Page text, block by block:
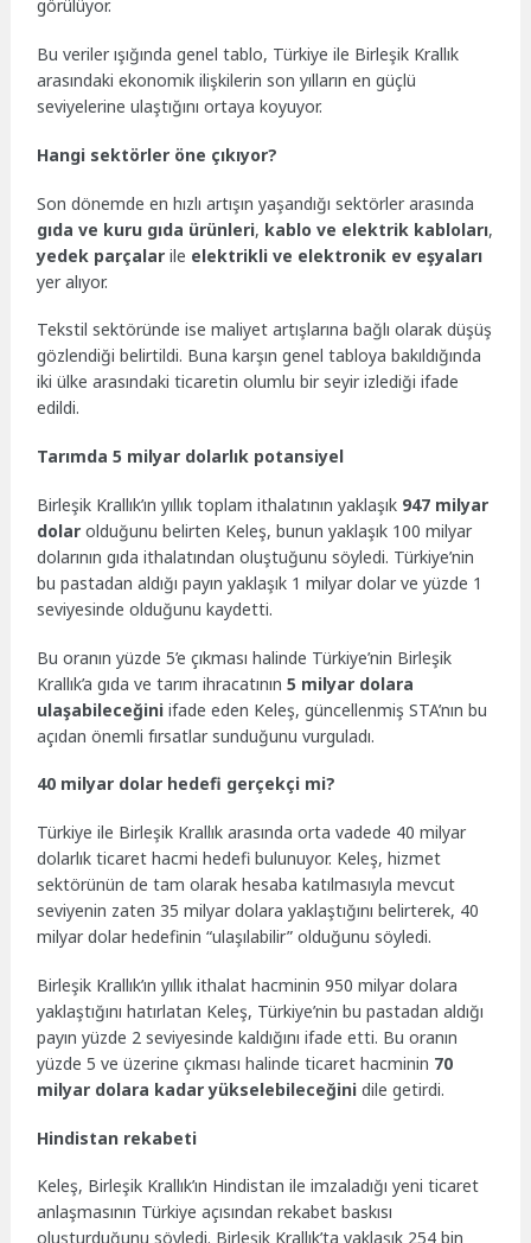
görülüyor.
Bu veriler ışığında genel tablo, Türkiye ile Birleşik Krallık
arasındaki ekonomik ilişkilerin son yılların en güçlü
seviyelerine ulaştığını ortaya koyuyor.
Hangi sektörler öne çıkıyor?
Son dönemde en hızlı artışın yaşandığı sektörler arasında
gıda ve kuru gıda ürünleri, kablo ve elektrik kabloları,
yedek parçalar ile elektrikli ve elektronik ev eşyaları
yer alıyor.
Tekstil sektöründe ise maliyet artışlarına bağlı olarak düşüş
gözlendiği belirtildi. Buna karşın genel tabloya bakıldığında
iki ülke arasındaki ticaretin olumlu bir seyir izlediği ifade
edildi.
Tarımda 5 milyar dolarlık potansiyel
Birleşik Krallık’ın yıllık toplam ithalatının yaklaşık 947 milyar
dolar olduğunu belirten Keleş, bunun yaklaşık 100 milyar
dolarının gıda ithalatından oluştuğunu söyledi. Türkiye’nin
bu pastadan aldığı payın yaklaşık 1 milyar dolar ve yüzde 1
seviyesinde olduğunu kaydetti.
Bu oranın yüzde 5’e çıkması halinde Türkiye’nin Birleşik
Krallık’a gıda ve tarım ihracatının5 milyar dolara
ulaşabileceğini ifade eden Keleş, güncellenmiş STA’nın bu
açıdan önemli fırsatlar sunduğunu vurguladı.
40 milyar dolar hedefi gerçekçi mi?
Türkiye ile Birleşik Krallık arasında orta vadede 40 milyar
dolarlık ticaret hacmi hedefi bulunuyor. Keleş, hizmet
sektörünün de tam olarak hesaba katılmasıyla mevcut
seviyenin zaten 35 milyar dolara yaklaştığını belirterek, 40
milyar dolar hedefinin “ulaşılabilir” olduğunu söyledi.
Birleşik Krallık’ın yıllık ithalat hacminin 950 milyar dolara
yaklaştığını hatırlatan Keleş, Türkiye’nin bu pastadan aldığı
payın yüzde 2 seviyesinde kaldığını ifade etti. Bu oranın
yüzde 5 ve üzerine çıkması halinde ticaret hacminin 70
milyar dolara kadar yükselebileceğini dile getirdi.
Hindistan rekabeti
Keleş, Birleşik Krallık’ın Hindistan ile imzaladığı yeni ticaret
anlaşmasının Türkiye açısından rekabet baskısı
oluşturduğunu söyledi. Birleşik Krallık’ta yaklaşık 254 bin